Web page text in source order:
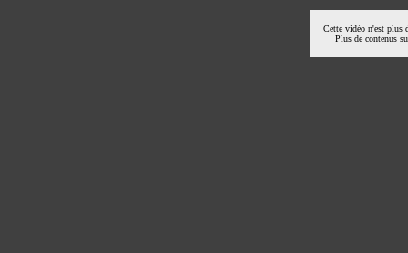
Cette vidéo n'est plus
Plus de contenus